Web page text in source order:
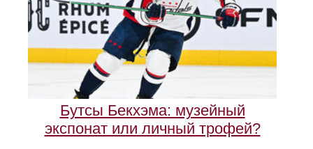
Бутсы Бекхэма: музейный
экспонат или личный трофей?